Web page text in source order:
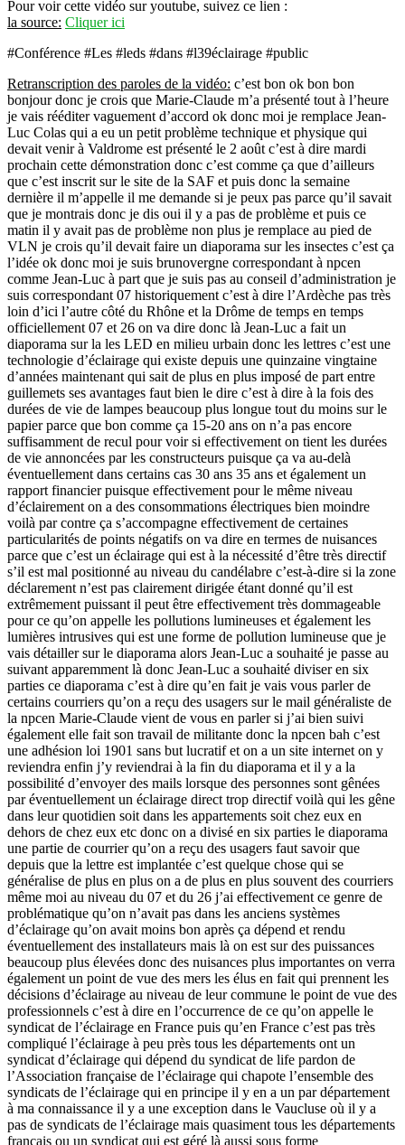
Pour voir cette vidéo sur youtube, suivez ce lien :
la source: Cliquer ici
#Conférence #Les #leds #dans #l39éclairage #public
Retranscription des paroles de la vidéo: c’est bon ok bon bon bonjour donc je crois que Marie-Claude m’a présenté tout à l’heure je vais rééditer vaguement d’accord ok donc moi je remplace Jean-Luc Colas qui a eu un petit problème technique et physique qui devait venir à Valdrome est présenté le 2 août c’est à dire mardi prochain cette démonstration donc c’est comme ça que d’ailleurs que c’est inscrit sur le site de la SAF et puis donc la semaine dernière il m’appelle il me demande si je peux pas parce qu’il savait que je montrais donc je dis oui il y a pas de problème et puis ce matin il y avait pas de problème non plus je remplace au pied de VLN je crois qu’il devait faire un diaporama sur les insectes c’est ça l’idée ok donc moi je suis brunovergne correspondant à npcen comme Jean-Luc à part que je suis pas au conseil d’administration je suis correspondant 07 historiquement c’est à dire l’Ardèche pas très loin d’ici l’autre côté du Rhône et la Drôme de temps en temps officiellement 07 et 26 on va dire donc là Jean-Luc a fait un diaporama sur la les LED en milieu urbain donc les lettres c’est une technologie d’éclairage qui existe depuis une quinzaine vingtaine d’années maintenant qui sait de plus en plus imposé de part entre guillemets ses avantages faut bien le dire c’est à dire à la fois des durées de vie de lampes beaucoup plus longue tout du moins sur le papier parce que bon comme ça 15-20 ans on n’a pas encore suffisamment de recul pour voir si effectivement on tient les durées de vie annoncées par les constructeurs puisque ça va au-delà éventuellement dans certains cas 30 ans 35 ans et également un rapport financier puisque effectivement pour le même niveau d’éclairement on a des consommations électriques bien moindre voilà par contre ça s’accompagne effectivement de certaines particularités de points négatifs on va dire en termes de nuisances parce que c’est un éclairage qui est à la nécessité d’être très directif s’il est mal positionné au niveau du candélabre c’est-à-dire si la zone déclarement n’est pas clairement dirigée étant donné qu’il est extrêmement puissant il peut être effectivement très dommageable pour ce qu’on appelle les pollutions lumineuses et également les lumières intrusives qui est une forme de pollution lumineuse que je vais détailler sur le diaporama alors Jean-Luc a souhaité je passe au suivant apparemment là donc Jean-Luc a souhaité diviser en six parties ce diaporama c’est à dire qu’en fait je vais vous parler de certains courriers qu’on a reçu des usagers sur le mail généraliste de la npcen Marie-Claude vient de vous en parler si j’ai bien suivi également elle fait son travail de militante donc la npcen bah c’est une adhésion loi 1901 sans but lucratif et on a un site internet on y reviendra enfin j’y reviendrai à la fin du diaporama et il y a la possibilité d’envoyer des mails lorsque des personnes sont gênées par éventuellement un éclairage direct trop directif voilà qui les gêne dans leur quotidien soit dans les appartements soit chez eux en dehors de chez eux etc donc on a divisé en six parties le diaporama une partie de courrier qu’on a reçu des usagers faut savoir que depuis que la lettre est implantée c’est quelque chose qui se généralise de plus en plus on a de plus en plus souvent des courriers même moi au niveau du 07 et du 26 j’ai effectivement ce genre de problématique qu’on n’avait pas dans les anciens systèmes d’éclairage qu’on avait moins bon après ça dépend et rendu éventuellement des installateurs mais là on est sur des puissances beaucoup plus élevées donc des nuisances plus importantes on verra également un point de vue des mers les élus en fait qui prennent les décisions d’éclairage au niveau de leur commune le point de vue des professionnels c’est à dire en l’occurrence de ce qu’on appelle le syndicat de l’éclairage en France puis qu’en France c’est pas très compliqué l’éclairage à peu près tous les départements ont un syndicat d’éclairage qui dépend du syndicat de life pardon de l’Association française de l’éclairage qui chapote l’ensemble des syndicats de l’éclairage qui en principe il y en a un par département à ma connaissance il y a une exception dans le Vaucluse où il y a pas de syndicats de l’éclairage mais quasiment tous les départements français ou un syndicat qui est géré là aussi sous forme d’associations mais pas à but non lucratif à but lucratif quatrième point on verra le point de vue de l’anxess donc lances c’est la l’Agence nationale de sécurité sanitaire d’alimentation et de l’environnement et du travail donc qui a émis des alertes concernant la technologie de la LED donc on y reviendra là dessus on verra on verra leur point de vue ensuite il y a quelques extraits au niveau des médias sur la presse nationale et le point de vue bien sûr de l’association c’est à dire de la mpcen voilà bon je vais m’asseoir ça vous dérange pas je prends pas de masque j’ai une distance réglementaire et puis en plus je sais pas si vous avez bien compris donc la première partie donc on pense les citoyens donc là on vous a mis un extrait je sais pas si vous arrivez à lire de d’un courrier qu’on avait reçu c’est à peu près lisible donc voilà ça c’est typique de document qu’on reçoit assez régulièrement avec des personnes qui sont éblouies par un des éclairages qui sont mal orientés au niveau de ces fameuses LED et qui génèrent automatiquement beaucoup de nuisances alors là on est en période de canicule évidemment c’est encore plus criard en période estivale puisque elles peuvent pas garder leur volet ouvert et donc faire des courants d’air et elles sont obligées de s’enfermer chez elle pour pas avoir ses problèmes là adressée à la npcen ou adresser à la municipalité en l’occurrence est reçu par la npcen alors ça peut être éventuellement les deux voir plus c’est pas le problème nous on récupère une partie des informations parce que la npcom ça commence à être un petit peu connu donc les gens quand ils ont des problèmes vis-à-vis de leur éclairage bon c’est vrai que dans une première démarche ils vont contacter le conseil municipal parce qu’ils connaissent quelqu’un dans les petites agglomérations tout du moins ou après un courrier à la mairie si on voit que ça bouge pas mais très souvent en parallèle ils font ils demandent nos entre guillemets nos services pour savoir ce qu’ils peuvent faire donc là donc le premier courrier en fait c’est c’était du département de la Loire si je dis pas de bêtises la commune de Noailly 800 habitants donc bon ça touche des petites communes là par contre c’est la commune d’Ivry donc ça c’est je connais pas trop c’est 94 c’est en région parisienne je suppose 63000 habitants donc là il y a un peu plus de monde et c’est une problématique je vous laisse un peu voir le texte lié à l’implantation d’un éclairage sur une caserne alors la particularité de la caserne en fait c’est que comme ça travaille 24 heures sur 24 il y a pas cette obligation d’extinction à partir d’une heure du matin donc ça reste le bâtiment reste éclairé toute la nuit là ça provoquait une nuisance importante sur des appartements qui sont dans un immeuble je crois qu’on va voir les diapositives après donc voilà ça c’est la personne qui qui rentre chez elle et qui s’aperçoit qu’effectivement dans son studio elle peut pas éviter un éclairage bien qu’elle habite en étage en plus vous allez voir je crois que elle a envoyé des photos à la mpcen c’est c’est pas mal puisque ça éclaire sur plusieurs niveaux voilà bon ça c’est un exemple à 23 heures du même bâtiment ça c’est une vue de son appartement donc largement en étage on voit bien que c’est au même niveau que chez elle ça c’est la caserne de jour parce que c’est que les régions en plus demander l’intérêt d’ailleurs que ça soit clair et de jours et ça c’est une vue de son immeuble vu de prix d’en bas donc on voit on voit les ombres portées ou effectivement donc on doit être au septième étage qu’on était tout à l’heure on voit que c’est clair très très haut en fait là c’est un autre exemple de jeunes assisté sur la commune de Bougival je sais pas si c’est ouais voilà ça c’est dans le courrier alors Bougival c’est dans le 78 donc une personne qui habite à côté d’un bois et en fait qui [Musique] est embêté par ses éclairages surpuissant par le mirador apparemment sans extinction à la nuit là la personne elle a bougé puisque apparemment elle a envoyé un courrier au syndic de l’immeuble elle a pas eu de réponse voilà on voit bien l’arbre l’intérieur on voit que là en bordure de forêt ça c’est Chambéry donc Chambéry 73 60 000 habitants voilà donc il dénonce à peu près systématiquement le fait que il profite de la technologie qui soit disant qu’on soit moins enfin ce qui est une vérité ça on va pas le remettre en cause mais les professionnels de l’éclairage en profitent pour mettre des éclairages surpuissant c’est ça le principal problème de la dette c’est la puissance de l’installation donc lumière intrusive les gens peuvent plus ouvrir les fenêtres monter les stores pour faire des courants d’air chez eux donc voilà c’est assez facile à prouver mais bon après par la suite c’est un peu compliqué ouais faut qu’il y ait une réaction enfin une écoute en face parce que sinon non mais généralement ça se passe bien mais bon des fois c’est c’est très compliqué quand même ça c’est un autre courrier je sais pas si ouais dans le 91 nous a carrément cité dans le courrier pour nous contacter sur la sur la problématique ouais ça c’est assez général donc les lampes au sodium c’était fameuses lampes qui avaient un éclairage orienté plutôt jaune jaune orangé qui avait un énorme avantage je pense qu’il y a des astronomes amateurs dans la salle pour la filtration qu’il n’y a plus dans la LED relier c’est un correspondant 91 voilà bon après des exemples comme ça il y en a un nombre certain donc voilà ça c’était un peu le regard du citoyen de l’usager on va dire le maire donc le maire c’est celui qui a le pouvoir de décider de la modification ou l’implantation d’un nouvel éclairage donc